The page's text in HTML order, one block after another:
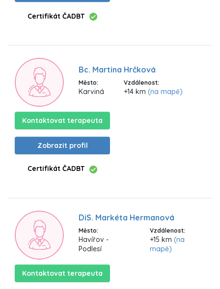
Certifikát ČADBT
Bc. Martina Hrčková
Město:
Karviná
Vzdálenost:
+14 km (na mapě)
Kontaktovat terapeuta
Zobrazit profil
Certifikát ČADBT
DiS. Markéta Hermanová
Město:
Havířov -
Podlesí
Vzdálenost:
+15 km(na
mapě)
Kontaktovat terapeuta